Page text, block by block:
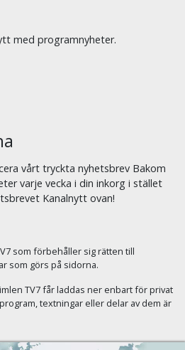
med programnyheter.
vårt tryckta nyhetsbrev Bakom
varje vecka i din inkorg i stället
Kanalnytt ovan!
som förbehåller sig rätten till
som görs på sidorna.
TV7 får laddas ner enbart för privat
textningar eller delar av dem är